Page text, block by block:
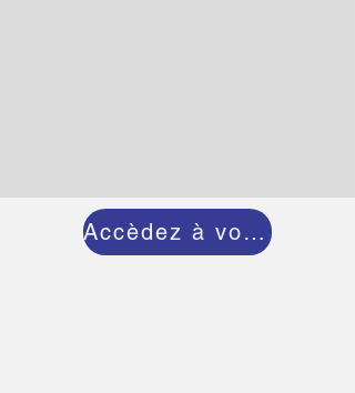
Accèdez à votre Compte Elu